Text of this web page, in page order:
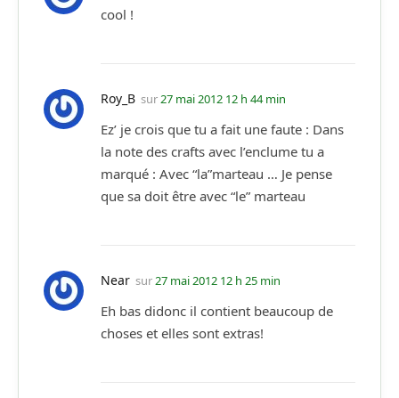
cool !
Roy_B sur27 mai 2012 12 h 44 min
Ez’ je crois que tu a fait une faute : Dans
la note des crafts avec l’enclume tu a
marqué : Avec “la”marteau … Je pense
que sa doit être avec “le” marteau
Near sur27 mai 2012 12 h 25 min
Eh bas didonc il contient beaucoup de
choses et elles sont extras!